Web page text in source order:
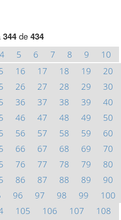
344de 434
4 5 6 7 8 9
10
16 17 18 19
20
26 27 28 29
30
36 37 38 39
40
46 47 48 49
50
56 57 58 59
60
66 67 68 69
70
76 77 78 79
80
86 87 88 89
90
96 97 98 99
100
105 106 107
108